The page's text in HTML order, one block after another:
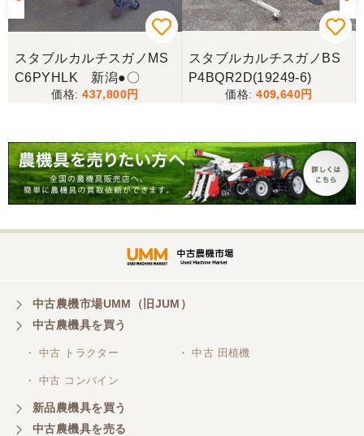
スタブルカルチスガノMS
C6PYHLK 新潟●〇
437,800
スタブルカルチスガノBS
P4BQR2D(19249-6)
409,640
中古農機市場UMM（旧JUM）
中古農機具を買う
・ 中古 トラクター ・ 中古 田植機
・ 中古 コンバイン
新品農機具を買う
中古農機具を売る